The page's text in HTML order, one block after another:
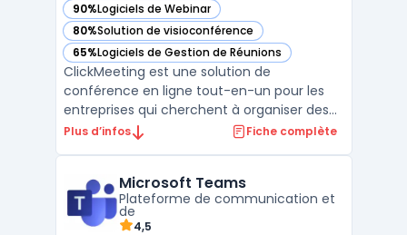
90%Logiciels de Webinar
— voir ClickMeeting dans cette catégorie
80%Solution de visioconférence
— voir ClickMeeting dans cette catégorie
65%Logiciels de Gestion de Réunions
— voir ClickMeeting dans cette catégorie
ClickMeeting est une solution de
conférence en ligne tout-en-un pour les
entreprises qui cherchent à organiser des
webinaires, des réunions en ligne et des
que des outils de présentation, un tableau
blanc, un partage ...
Plus d’infos Fiche complète
Microsoft Teams
Plateforme de communication et
de
4,5